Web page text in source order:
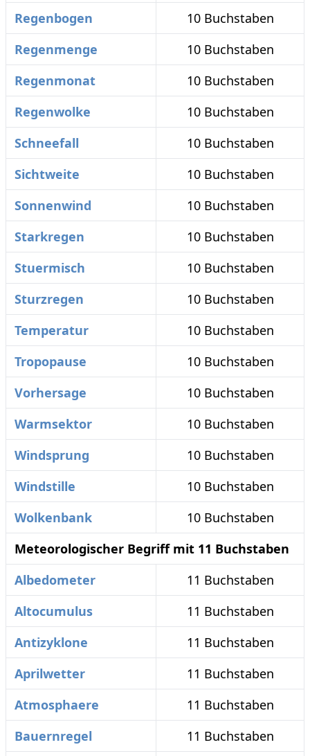
Regenbogen
10 Buchstaben
Regenmenge
10 Buchstaben
Regenmonat
10 Buchstaben
Regenwolke
10 Buchstaben
Schneefall
10 Buchstaben
Sichtweite
10 Buchstaben
Sonnenwind
10 Buchstaben
Starkregen
10 Buchstaben
Stuermisch
10 Buchstaben
Sturzregen
10 Buchstaben
Temperatur
10 Buchstaben
Tropopause
10 Buchstaben
Vorhersage
10 Buchstaben
Warmsektor
10 Buchstaben
Windsprung
10 Buchstaben
Windstille
10 Buchstaben
Wolkenbank
10 Buchstaben
Meteorologischer Begriff mit 11 Buchstaben
Albedometer
11 Buchstaben
Altocumulus
11 Buchstaben
Antizyklone
11 Buchstaben
Aprilwetter
11 Buchstaben
Atmosphaere
11 Buchstaben
Bauernregel
11 Buchstaben